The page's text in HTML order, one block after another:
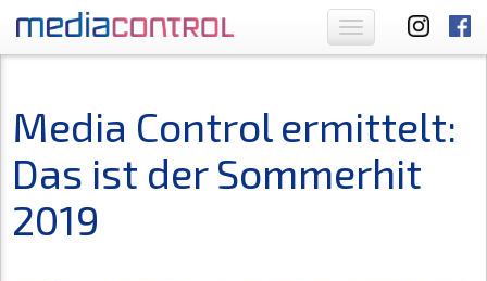
Toggle
navigation
Media Control ermittelt:
Das ist der Sommerhit
2019